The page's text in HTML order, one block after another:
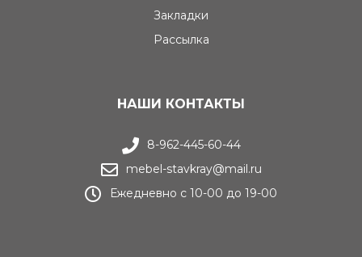
Закладки
Рассылка
НАШИ КОНТАКТЫ
8-962-445-60-44
mebel-stavkray@mail.ru
Ежедневно с 10-00 до 19-00